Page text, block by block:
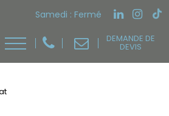
Samedi : Fermé
DEMANDE DE
DEVIS